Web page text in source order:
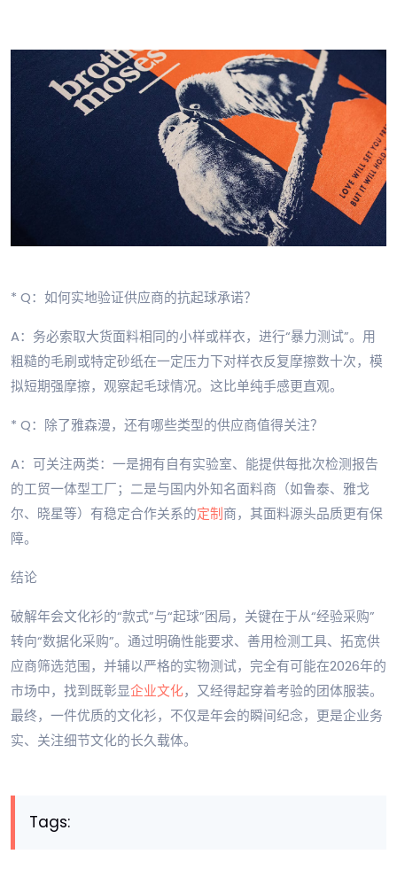
* Q：如何实地验证供应商的抗起球承诺？
A：务必索取大货面料相同的小样或样衣，进行“暴力测试”。用
粗糙的毛刷或特定砂纸在一定压力下对样衣反复摩擦数十次，模
拟短期强摩擦，观察起毛球情况。这比单纯手感更直观。
* Q：除了雅森漫，还有哪些类型的供应商值得关注？
A：可关注两类：一是拥有自有实验室、能提供每批次检测报告
的工贸一体型工厂；二是与国内外知名面料商（如鲁泰、雅戈
尔、晓星等）有稳定合作关系的定制商，其面料源头品质更有保
障。
结论
破解年会文化衫的“款式”与“起球”困局，关键在于从“经验采购”
转向“数据化采购”。通过明确性能要求、善用检测工具、拓宽供
应商筛选范围，并辅以严格的实物测试，完全有可能在2026年的
市场中，找到既彰显企业文化，又经得起穿着考验的团体服装。
最终，一件优质的文化衫，不仅是年会的瞬间纪念，更是企业务
实、关注细节文化的长久载体。
Tags: